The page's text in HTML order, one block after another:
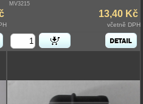
MV3215
13,40 Kč
včetně DPH